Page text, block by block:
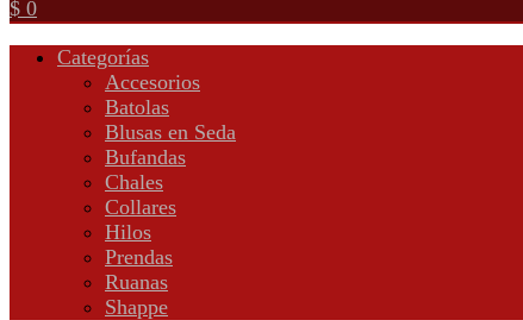
$ 0
Categorías
Accesorios
Batolas
Blusas en Seda
Bufandas
Chales
Collares
Hilos
Prendas
Ruanas
Shappe